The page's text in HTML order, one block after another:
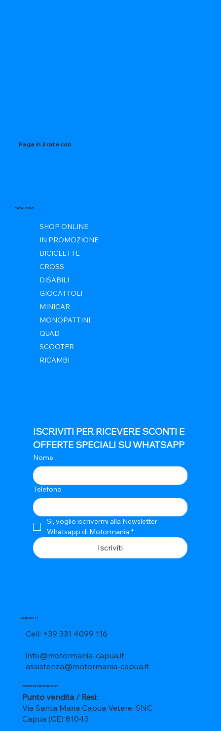
Paga in 3 rate con
CATALOGO
SHOP ONLINE
IN PROMOZIONE
BICICLETTE
CROSS
DISABILI
GIOCATTOLI
MINICAR
MONOPATTINI
QUAD
SCOOTER
RICAMBI
CONTATTI
Cell: +39 331 4099 116
info@motormania-capua.it
assistenza@motormania-capua.it
DOVE CI TROVIAMO?
Punto vendita / Resi:
Via Santa Maria Capua Vetere, SNC
Capua (CE) 81043
ISCRIVITI PER RICEVERE SCONTI E
OFFERTE SPECIALI SU WHATSAPP
Nome
Telefono
Si, voglio iscrivermi alla Newsletter
Whatsapp di Motormania *
Iscriviti